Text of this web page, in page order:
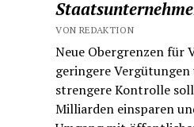
VON REDAKTION
Neue Obergrenzen für
geringere Vergütungen
strengere Kontrolle
Milliarden einsparen